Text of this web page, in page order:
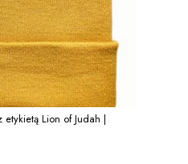
Lion of Judah |